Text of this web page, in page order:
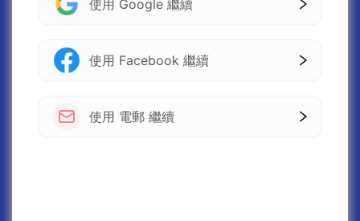
使用 Google 繼續
使用 Facebook 繼續
使用 電郵 繼續